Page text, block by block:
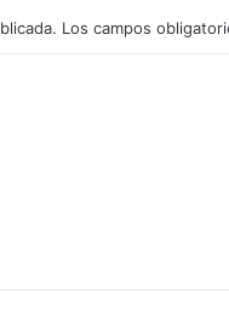
Los campos